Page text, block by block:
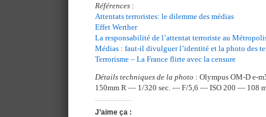
Références :
Attentats terroristes: le dilemme des médias
Effet Werther
La responsabilité de l’attentat terroriste au
Médias : faut-il divulguer l’identité et la photo des
Terrorisme – La France flirte avec la censure
Détails techniques de la photo : Olympus OM-D e-
150mm R — 1/320 sec. — F/5,6 — ISO 200 — 108
J’aime ça :